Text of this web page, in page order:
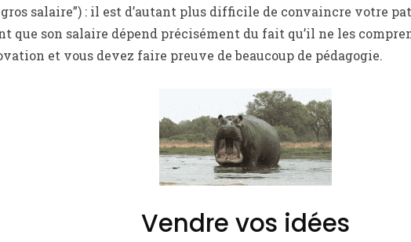
salaire”) : il est d’autant plus difficile de convaincre votre
que son salaire dépend précisément du fait qu’il ne les
et vous devez faire preuve de beaucoup de pédagogie.
Vendre vos idées